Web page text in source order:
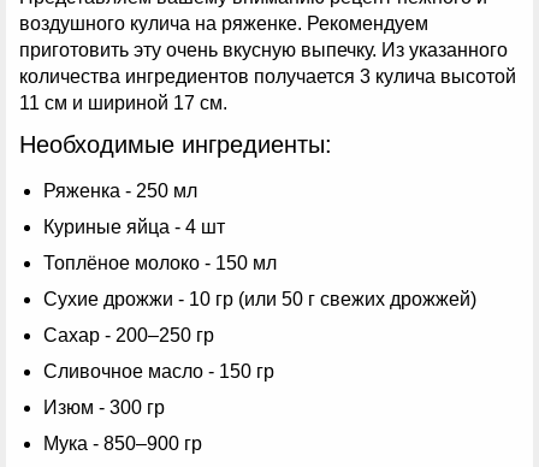
воздушного кулича на ряженке. Рекомендуем
приготовить эту очень вкусную выпечку. Из указанного
количества ингредиентов получается 3 кулича высотой
11 см и шириной 17 см.
Необходимые ингредиенты:
Ряженка - 250 мл
Куриные яйца - 4 шт
Топлёное молоко - 150 мл
Сухие дрожжи - 10 гр (или 50 г свежих дрожжей)
Сахар - 200–250 гр
Сливочное масло - 150 гр
Изюм - 300 гр
Мука - 850–900 гр